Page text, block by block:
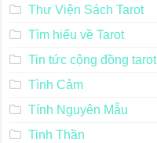
Thư Viện Sách Tarot
Tìm hiểu về Tarot
Tin tức cộng đồng tarot
Tình Cảm
Tính Nguyên Mẫu
Tinh Thần